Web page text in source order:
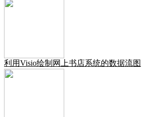
利用Visio绘制网上书店系统的数据流图